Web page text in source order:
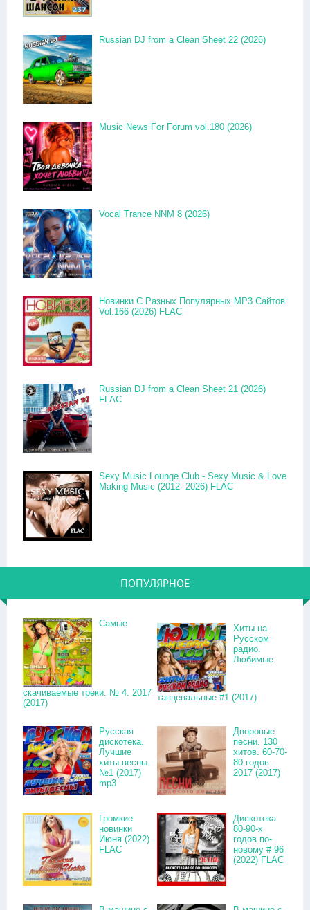
Russian DJ from a Clean Sheet 22 (2026)
Music News For Forum vol.180 (2026)
Vocal Trance NNM 8 (2026)
Новинки С Разных Популярных MP3 Сайтов
Vol.166 (2026) FLAC
Russian DJ from a Clean Sheet 21 (2026)
FLAC
Sexy Music Lounge Club - Sexy Music & Love
Making Music (2012- 2026) FLAC
ПОПУЛЯРНОЕ
Самые
скачиваемые треки. № 4. 2017
(2017)
Хиты на
Русском
радио.
Любимые
танцевальные #1 (2017)
Русская
дискотека.
Лучшие
хиты весны.
№1 (2017)
mp3
Дворовые
песни. 130
хитов. 60-70-
80 годов
2017 (2017)
Громкие
новинки
Июня (2022)
FLAC
Дискотека
80-90-х
годов по-
новому # 96
(2022) FLAC